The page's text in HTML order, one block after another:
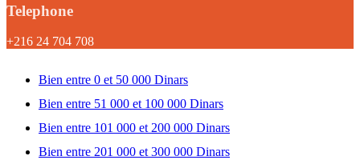
Telephone
+216 24 704 708
Bien entre 0 et 50 000 Dinars
Bien entre 51 000 et 100 000 Dinars
Bien entre 101 000 et 200 000 Dinars
Bien entre 201 000 et 300 000 Dinars